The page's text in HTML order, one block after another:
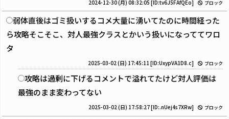
2024-12-30 (月) 08:32:05 [ID:tv6J5FAfQEo] ブロック
弱体直後はゴミ扱いするコメ大量に湧いてたのに時間経った
ら攻略そこそこ、対人最強クラスとかいう扱いになっててワロ
タ
2025-03-02 (日) 17:45:11 [ID:UxypVA1D8.c] ブロック
攻略は過剰に下げるコメントで溢れてたけど対人評価は
最強のまま変わってない
2025-03-02 (日) 17:58:27[ID:.nUej4s7XRw] ブロック